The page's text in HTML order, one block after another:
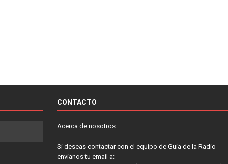
CONTACTO
Acerca de nosotros
Si deseas contactar con el equipo de Guía de la Radio
envíanos tu email a: